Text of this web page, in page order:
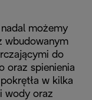
możemy
wbudowanym
do
oraz spienienia
w kilka
wody oraz